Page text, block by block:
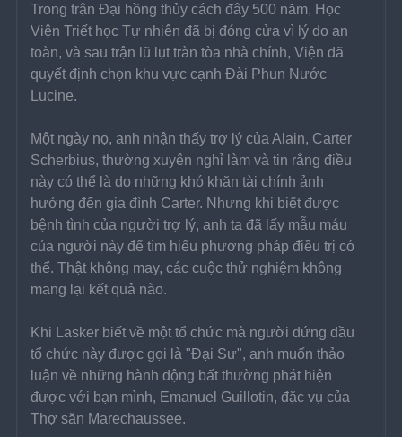
Trong trận Đại hồng thủy cách đây 500 năm, Học
Viện Triết học Tự nhiên đã bị đóng cửa vì lý do an
toàn, và sau trận lũ lụt tràn tòa nhà chính, Viện đã
quyết định chọn khu vực cạnh Đài Phun Nước
Lucine.
Một ngày nọ, anh nhận thấy trợ lý của Alain, Carter
Scherbius, thường xuyên nghỉ làm và tin rằng điều
này có thể là do những khó khăn tài chính ảnh
hưởng đến gia đình Carter. Nhưng khi biết được
bệnh tình của người trợ lý, anh ta đã lấy mẫu máu
của người này để tìm hiểu phương pháp điều trị có
thể. Thật không may, các cuộc thử nghiệm không
mang lại kết quả nào.
Khi Lasker biết về một tổ chức mà người đứng đầu
tổ chức này được gọi là "Đại Sư", anh muốn thảo
luận về những hành động bất thường phát hiện
được với bạn mình, Emanuel Guillotin, đặc vụ của
Thợ săn Marechaussee.